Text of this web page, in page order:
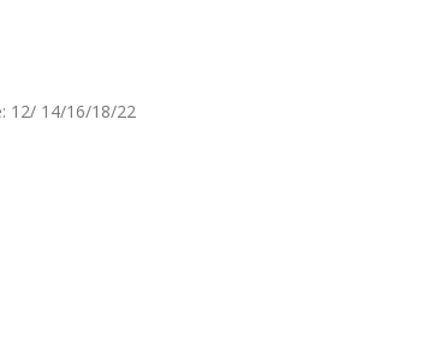
12/ 14/16/18/22